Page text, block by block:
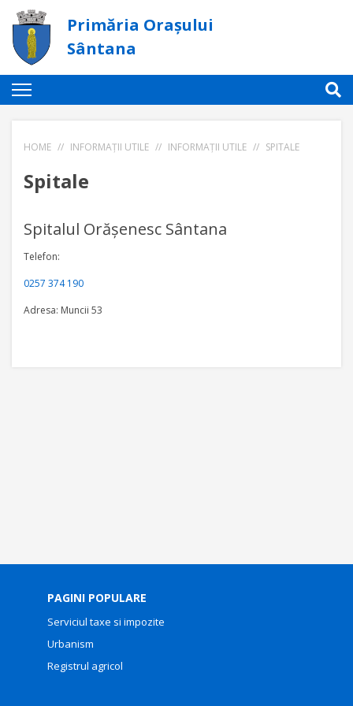
Primăria Orașului
Sântana
HOME // INFORMAȚII UTILE // INFORMAȚII UTILE // SPITALE
Spitale
Spitalul Orăşenesc Sântana
Telefon:
0257 374 190
Adresa: Muncii 53
PAGINI POPULARE
Serviciul taxe si impozite
Urbanism
Registrul agricol